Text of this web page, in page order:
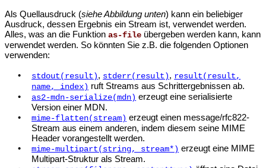
Als Quellausdruck (siehe Abbildung unten) kann ein beliebiger
Ausdruck, dessen Ergebnis ein Stream ist, verwendet werden.
Alles, was an die Funktion as-fileübergeben werden kann, kann
verwendet werden. So könnten Sie z.B. die folgenden Optionen
verwenden:
•
stdout(result) , stderr(result) , result(result,
name, index) ruft Streams aus Schrittergebnissen ab.
•
as2-mdn-serialize(mdn) erzeugt eine serialisierte
Version einer MDN.
•
mime-flatten(stream) erzeugt einen message/rfc822-
Stream aus einem anderen, indem diesem seine MIME
Header vorangestellt werden.
•
mime-multipart(string, stream*) erzeugt eine MIME
Multipart-Struktur als Stream.